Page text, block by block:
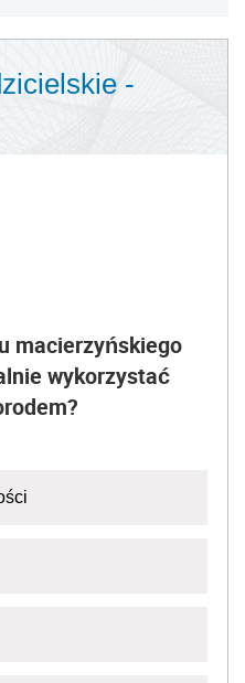
-
macierzyńskiego
wykorzystać